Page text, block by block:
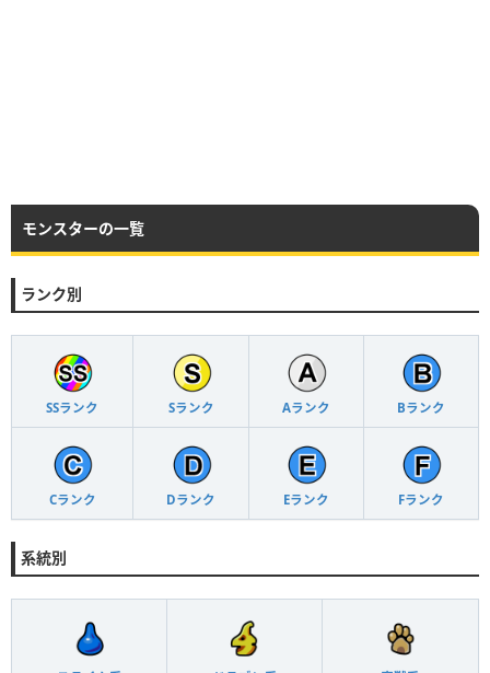
モンスターの一覧
ランク別
SSランク Sランク Aランク Bランク
Cランク Dランク Eランク Fランク
系統別